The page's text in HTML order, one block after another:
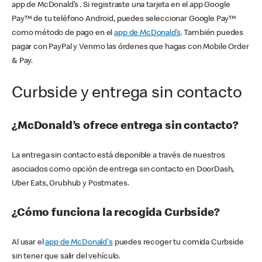
app de McDonald’s . Si registraste una tarjeta en el app Google
Pay™ de tu teléfono Android, puedes seleccionar Google Pay™
como método de pago en elapp de McDonald’s. También puedes
pagar con PayPal y Venmo las órdenes que hagas con Mobile Order
& Pay.
Curbside y entrega sin contacto
¿McDonald’s ofrece entrega sin contacto?
La entrega sin contacto está disponible a través de nuestros
asociados como opción de entrega sin contacto en DoorDash,
Uber Eats, Grubhub y Postmates.
¿Cómo funciona la recogida Curbside?
Al usar elapp de McDonald'spuedes recoger tu comida Curbside
sin tener que salir del vehículo.